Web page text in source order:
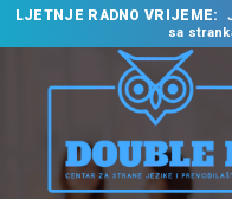
LJETNJE RADNO VRIJEME:
sa